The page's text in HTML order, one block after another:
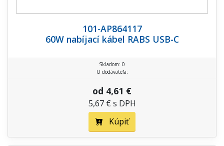
101-AP864117
60W nabíjací kábel RABS USB-C
Skladom: 0
U dodávateľa:
od 4,61 €
5,67 € s DPH
Kúpiť